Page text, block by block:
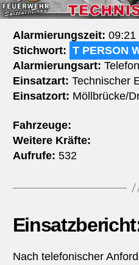
Alarmierungszeit: 09:21
Stichwort: T PERSON
Alarmierungsart:
Einsatzart: Technischer
Einsatzort: Möllbrücke/
Fahrzeuge:
Weitere Kräfte:
Aufrufe: 532
Nach telefonischer